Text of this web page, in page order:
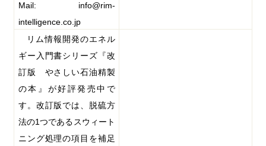
Mail: info@rim-
intelligence.co.jp
リム情報開発のエネル
ギー入門書シリーズ『改
訂版 やさしい石油精製
の本』が好評発売中で
す。改訂版では、脱硫方
法の1つであるスウィート
ニング処理の項目を補足